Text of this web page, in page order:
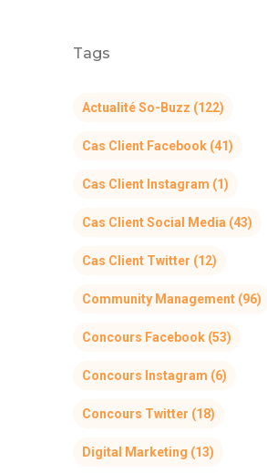
Tags
Actualité So-Buzz (122)
Cas Client Facebook(41)
Cas Client Instagram (1)
Cas Client Social Media (43)
Cas Client Twitter (12)
Community Management(96)
Concours Facebook(53)
Concours Instagram (6)
Concours Twitter (18)
Digital Marketing (13)